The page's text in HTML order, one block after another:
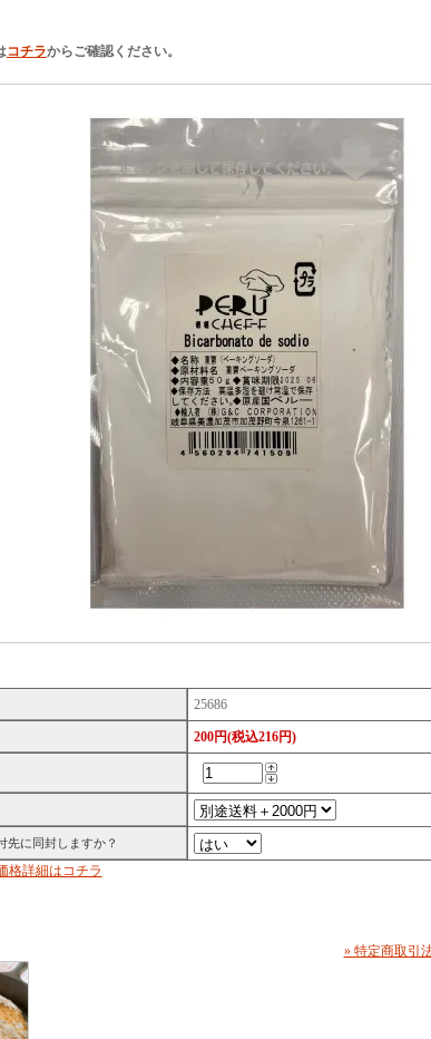
コチラからご確認ください。
25686
200円(税込216円)
先に同封しますか？
格詳細はコチラ
» 特定商取引